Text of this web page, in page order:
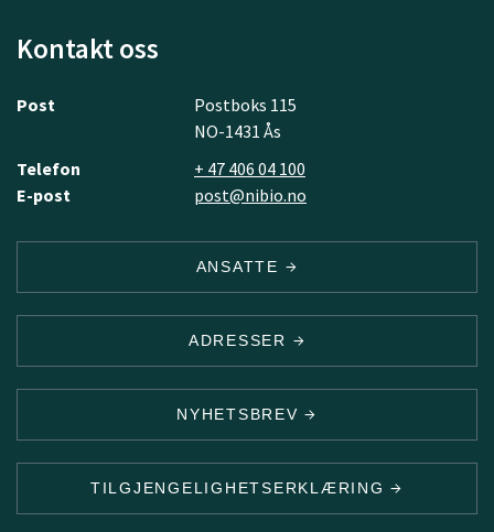
Kontakt oss
Post
Postboks 115
NO-1431 Ås
Telefon
+ 47 406 04 100
E-post
post@nibio.no
ANSATTE
ADRESSER
NYHETSBREV
TILGJENGELIGHETSERKLÆRING